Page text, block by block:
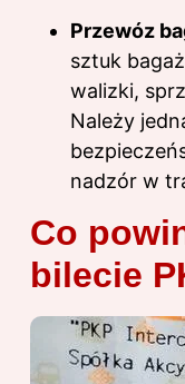
Przewóz
sztuk
walizki,
Należy
nadzór w
Co
bilecie